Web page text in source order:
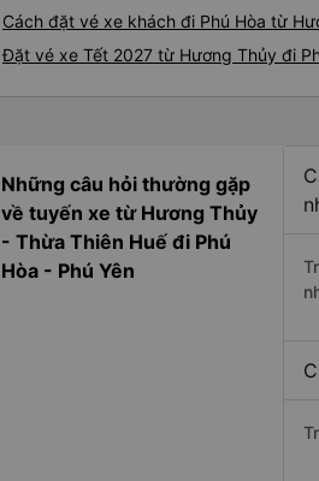
Cách đặt vé xe khách đi Phú Hòa từ
Đặt vé xe Tết 2027 từ Hương Thủy đi
Những câu hỏi thường gặp
về tuyến xe từ Hương Thủy
- Thừa Thiên Huế đi Phú
Hòa - Phú Yên